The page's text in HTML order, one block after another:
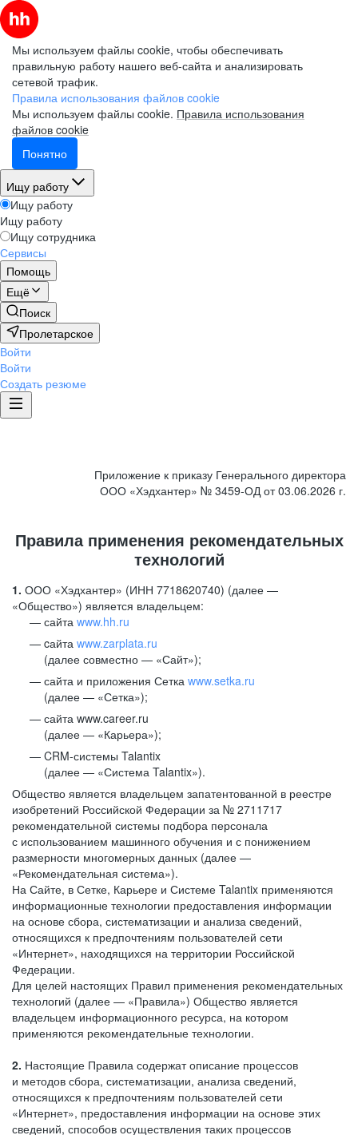
Мы используем файлы cookie, чтобы обеспечивать
правильную работу нашего веб-сайта и анализировать
сетевой трафик.
Правила использования файлов cookie
Мы используем файлы cookie. Правила использования
файлов cookie
Понятно
Ищу работу
Ищу работу
Ищу работу
Ищу сотрудника
Сервисы
Помощь
Ещё
Поиск
Пролетарское
Войти
Войти
Создать резюме
Приложение к приказу Генерального директора
ООО «Хэдхантер» № 3459-ОД от 03.06.2026 г.
Правила применения рекомендательных
технологий
1. ООО «Хэдхантер» (ИНН 7718620740) (далее —
«Общество») является владельцем:
сайта www.hh.ru
cайта www.zarplata.ru
(далее совместно — «Сайт»);
сайта и приложения Сетка www.setka.ru
(далее — «Сетка»);
сайта www.career.ru
(далее — «Карьера»);
CRM-системы Talantix
(далее — «Система Talantix»).
Общество является владельцем запатентованной в реестре
изобретений Российской Федерации за № 2711717
рекомендательной системы подбора персонала
с использованием машинного обучения и с понижением
размерности многомерных данных (далее —
«Рекомендательная система»).
На Сайте, в Сетке, Карьере и Системе Talantix применяются
информационные технологии предоставления информации
на основе сбора, систематизации и анализа сведений,
относящихся к предпочтениям пользователей сети
«Интернет», находящихся на территории Российской
Федерации.
Для целей настоящих Правил применения рекомендательных
технологий (далее — «Правила») Общество является
владельцем информационного ресурса, на котором
применяются рекомендательные технологии.
2. Настоящие Правила содержат описание процессов
и методов сбора, систематизации, анализа сведений,
относящихся к предпочтениям пользователей сети
«Интернет», предоставления информации на основе этих
сведений, способов осуществления таких процессов